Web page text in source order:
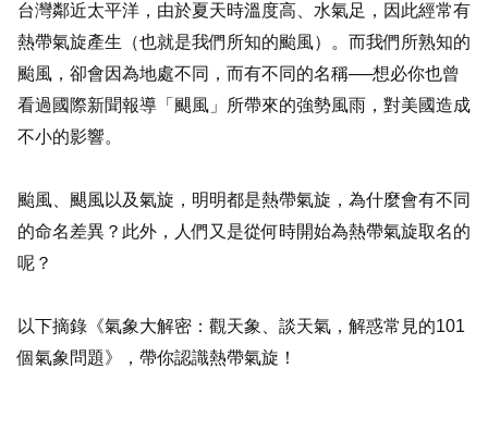
台灣鄰近太平洋，由於夏天時溫度高、水氣足，因此經常有
熱帶氣旋產生（也就是我們所知的颱風）。而我們所熟知的
颱風，卻會因為地處不同，而有不同的名稱──想必你也曾
看過國際新聞報導「颶風」所帶來的強勢風雨，對美國造成
不小的影響。
颱風、颶風以及氣旋，明明都是熱帶氣旋，為什麼會有不同
的命名差異？此外，人們又是從何時開始為熱帶氣旋取名的
呢？
以下摘錄《氣象大解密：觀天象、談天氣，解惑常見的101
個氣象問題》，帶你認識熱帶氣旋！